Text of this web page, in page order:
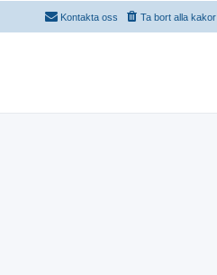
Ta bort alla kakor
Kontakta oss